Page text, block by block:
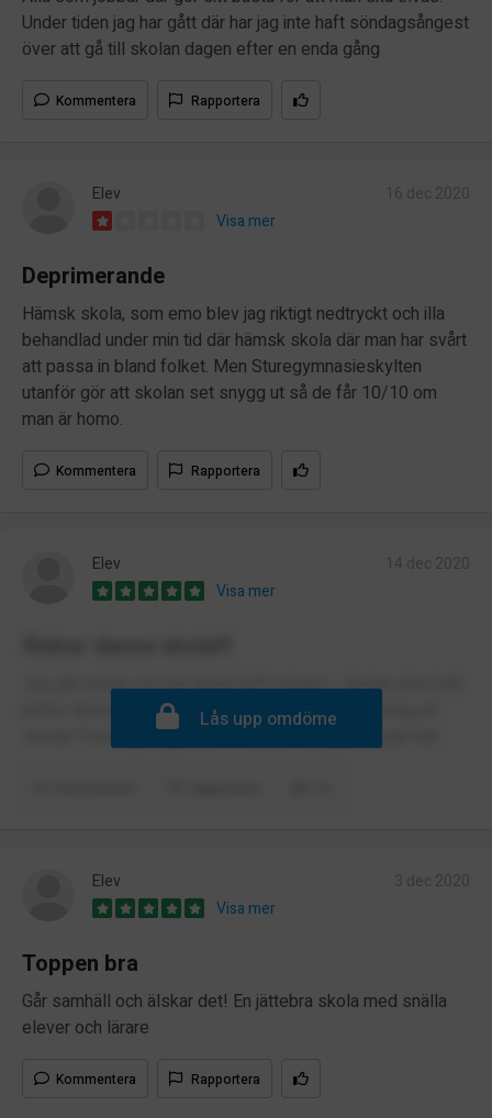
Under tiden jag har gått där har jag inte haft söndagsångest
över att gå till skolan dagen efter en enda gång
Kommentera Rapportera
Elev
Visa mer
Deprimerande
Hämsk skola, som emo blev jag riktigt nedtryckt och illa
behandlad under min tid där hämsk skola där man har svårt
att passa in bland folket. Men Sturegymnasieskylten
utanför gör att skolan set snygg ut så de får 10/10 om
man är homo.
Kommentera Rapportera
Elev
Visa mer
Jag går musik och har aldrig haft roligare i skolan eller haft
bättre lärare och vänner, alltid så himla bra stämning på
skolan! Söndagsångesten försvann när jag började här!
Lås upp omdöme
Elev
Visa mer
Toppen bra
Går samhäll och älskar det! En jättebra skola med snälla
elever och lärare
Kommentera Rapportera